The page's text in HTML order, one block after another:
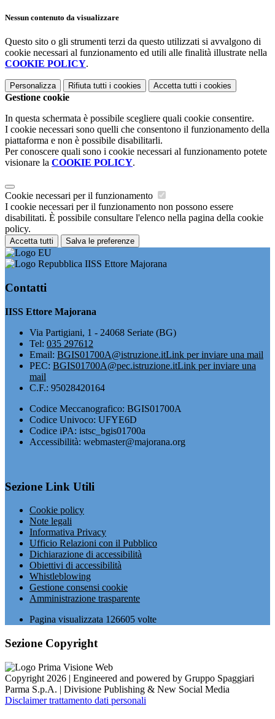
Nessun contenuto da visualizzare
Questo sito o gli strumenti terzi da questo utilizzati si avvalgono di
cookie necessari al funzionamento ed utili alle finalità illustrate nella
COOKIE POLICY.
Personalizza Rifiuta tutti i cookies Accetta tutti i cookies
Gestione cookie
In questa schermata è possibile scegliere quali cookie consentire.
I cookie necessari sono quelli che consentono il funzionamento della
piattaforma e non è possibile disabilitarli.
Per conoscere quali sono i cookie necessari al funzionamento potete
visionare la COOKIE POLICY.
Cookie necessari per il funzionamento
I cookie necessari per il funzionamento non possono essere
disabilitati. È possibile consultare l'elenco nella pagina della cookie
policy.
Accetta tutti Salva le preferenze
IISS Ettore Majorana
Contatti
IISS Ettore Majorana
Via Partigiani, 1 - 24068 Seriate (BG)
Tel: 035 297612
Email: BGIS01700A@istruzione.itLink per inviare una mail
PEC: BGIS01700A@pec.istruzione.itLink per inviare una
mail
C.F.: 95028420164
Codice Meccanografico: BGIS01700A
Codice Univoco: UFYE6D
Codice iPA: istsc_bgis01700a
Accessibilità: webmaster@majorana.org
Sezione Link Utili
Cookie policy
Note legali
Informativa Privacy
Ufficio Relazioni con il Pubblico
Dichiarazione di accessibilità
Obiettivi di accessibilità
Whistleblowing
Gestione consensi cookie
Amministrazione trasparente
Pagina visualizzata 126605 volte
Sezione Copyright
Copyright 2026 | Engineered and powered by Gruppo Spaggiari
Parma S.p.A. | Divisione Publishing & New Social Media
Disclaimer trattamento dati personali